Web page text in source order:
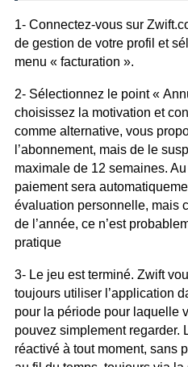
1- Connectez-vous sur
de gestion de votre profil et
menu « facturation ».
2- Sélectionnez le point «
choisissez la motivation et
comme alternative, vous
l’abonnement, mais de le
maximale de 12 semaines.
paiement sera
évaluation personnelle, mais
de l’année, ce n’est
pratique
3- Le jeu est terminé. Zwift
toujours utiliser l’application
pour la période pour laquelle
pouvez simplement regarder.
réactivé à tout moment, sans